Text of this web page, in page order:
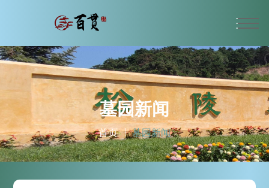
墓园新闻
首页 墓园新闻